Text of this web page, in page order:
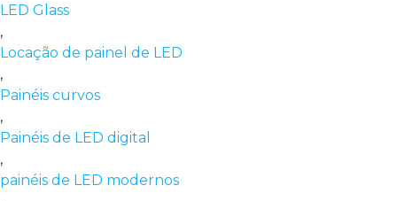
LED Glass
,
Locação de painel de LED
,
Painéis curvos
,
Painéis de LED digital
,
painéis de LED modernos